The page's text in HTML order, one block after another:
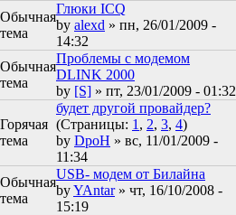
Обычная
тема
Глюки ICQ
by alexd » пн, 26/01/2009 -
14:32
Обычная
тема
Проблемы с модемом
DLINK 2000
by [S] » пт, 23/01/2009 - 01:32
Горячая
тема
будет другой провайдер?
(Страницы: 1 , 2, 3, 4)
by DpoH » вс, 11/01/2009 -
11:34
Обычная
тема
USB- модем от Билайна
byYAntar» чт, 16/10/2008 -
15:19